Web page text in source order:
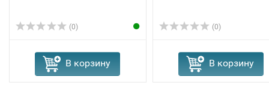
(0)
В корзину
(0)
В корзину